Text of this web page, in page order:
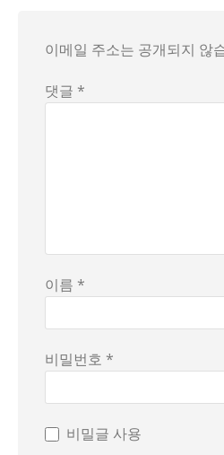
다양한 해석과 파장이 이 이야
이메일 주소는 공개되지 않
댓글 *
이름 *
비밀번호 *
비밀글 사용